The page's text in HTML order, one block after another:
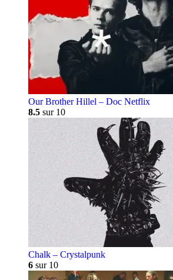
Our Brother Hillel – Doc Netflix
8.5 sur 10
Chalk – Crystalpunk
6 sur 10